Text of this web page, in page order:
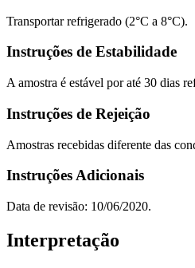
Transportar refrigerado (2°C a 8°C).
Instruções de Estabilidade
A amostra é estável por até 30 dias
Instruções de Rejeição
Amostras recebidas diferente das
Instruções Adicionais
Data de revisão: 10/06/2020.
Interpretação